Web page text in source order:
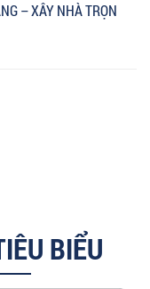
– XÂY NHÀ TRỌN
BIỂU